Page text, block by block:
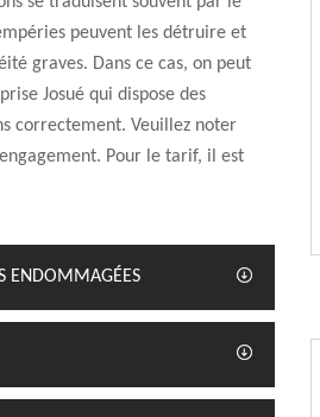
peuvent les détruire et
graves. Dans ce cas, on peut
Josué qui dispose des
correctement. Veuillez noter
Pour le tarif, il est
ENDOMMAGÉES